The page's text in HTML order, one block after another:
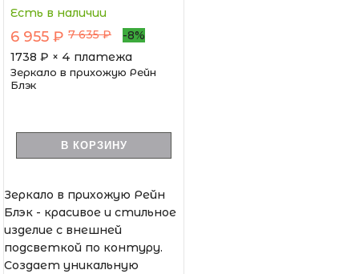
Есть в наличии
6 955 ₽ 7 635 ₽
-8%
1738 ₽ × 4 платежа
Зеркало в прихожую Рейн
Блэк
В КОРЗИНУ
Зеркало в прихожую Рейн
Блэк - красивое и стильное
изделие с внешней
подсветкой по контуру.
Создает уникальную